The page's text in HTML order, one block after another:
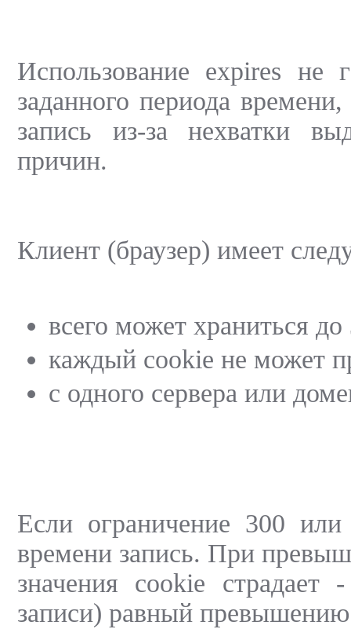
Использование expires не
заданного периода
запись из-за нехватки
причин.
Клиент (браузер) имеет
всего может храниться
каждый cookie не может
с одного сервера или
Если ограничение 300
времени запись. При
значения cookie страдает
записи) равный